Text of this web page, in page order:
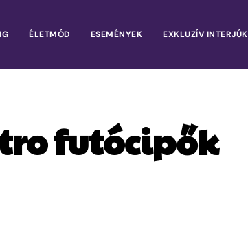
ÉLETMÓD ESEMÉNYEK EXKLUZÍV INTERJÚK
futócipők